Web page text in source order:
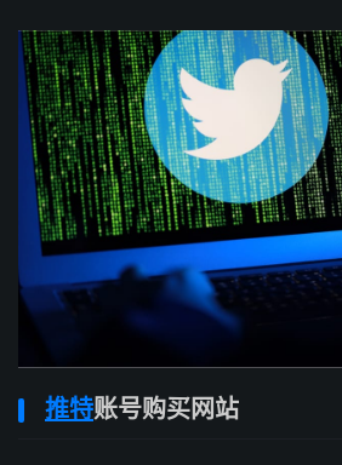
推特账号购买网站